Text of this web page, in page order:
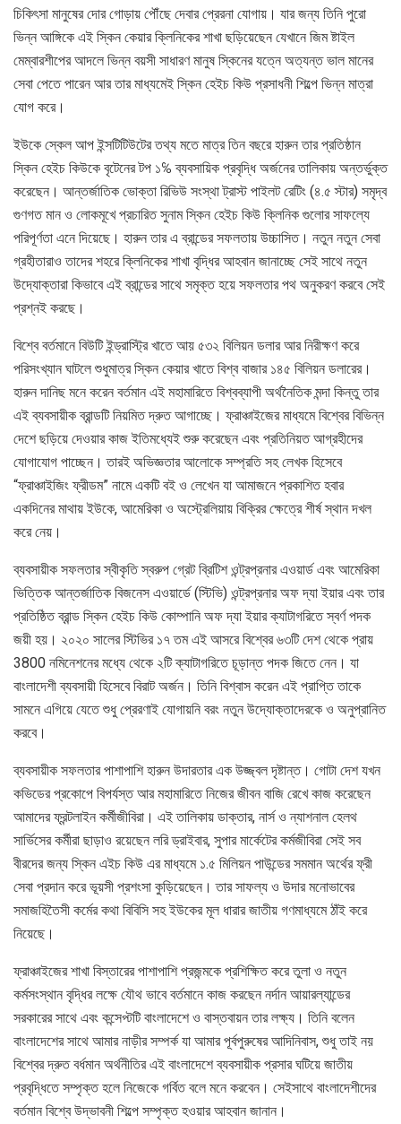
চিকিৎসা মানুষের দোর গোড়ায় পৌঁছে দেবার প্রেরনা যোগায়। যার জন্য তিনি পুরো
ভিন্ন আঙ্গিকে এই স্কিন কেয়ার ক্লিনিকের শাখা ছড়িয়েছেন যেখানে জিম ষ্টাইল
মেম্বারশীপের আদলে ভিন্ন বয়সী সাধারণ মানুষ স্কিনের যত্নে অত্যন্ত ভাল মানের
সেবা পেতে পারেন আর তার মাধ্যমেই স্কিন হেইচ কিউ প্রসাধনী শিল্পে ভিন্ন মাত্রা
যোগ করে।
ইউকে স্কেল আপ ইন্সটিটিউটের তথ্য মতে মাত্র তিন বছরে হারুন তার প্রতিষ্ঠান
স্কিন হেইচ কিউকে বৃটেনের টপ ১℅ ব্যবসায়িক প্রবৃদ্ধি অর্জনের তালিকায় অন্তর্ভুক্ত
করেছেন। আন্তর্জাতিক ভোক্তা রিভিউ সংস্থা ট্রাস্ট পাইলট রেটিং (৪.৫ স্টার) সমৃদ্ব
গুণগত মান ও লোকমূখে প্রচারিত সুনাম স্কিন হেইচ কিউ ক্লিনিক গুলোর সাফল্যে
পরিপূর্ণতা এনে দিয়েছে। হারুন তার এ ব্রান্ডের সফলতায় উচ্চাসিত। নতুন নতুন সেবা
গ্রহীতারাও তাদের শহরে ক্লিনিকের শাখা বৃদ্ধির আহবান জানাচ্ছে সেই সাথে নতুন
উদ্যোক্তারা কিভাবে এই ব্রান্ডের সাথে সমৃক্ত হয়ে সফলতার পথ অনুকরণ করবে সেই
প্রশ্নই করছে।
বিশ্বে বর্তমানে বিউটি ইন্ড্রাস্ট্রি খাতে আয় ৫৩২ বিলিয়ন ডলার আর নিরীক্ষণ করে
পরিসংখ্যান ঘাটলে শুধুমাত্র স্কিন কেয়ার খাতে বিশ্ব বাজার ১৪৫ বিলিয়ন ডলারের।
হারুন দানিছ মনে করেন বর্তমান এই মহামারিতে বিশ্বব্যাপী অর্থনৈতিক মন্দা কিন্তু তার
এই ব্যবসায়ীক ব্রান্ডটি নিয়মিত দ্রুত আগাচ্ছে। ফ্রাঞ্চাইজের মাধ্যমে বিশ্বের বিভিন্ন
দেশে ছড়িয়ে দেওয়ার কাজ ইতিমধ্যেই শুরু করেছেন এবং প্রতিনিয়ত আগ্রহীদের
যোগাযোগ পাচ্ছেন। তারই অভিজ্ঞতার আলোকে সম্প্রতি সহ লেখক হিসেবে
“ফ্রাঞ্চাইজিং ফ্রীডম” নামে একটি বই ও লেখেন যা আমাজনে প্রকাশিত হবার
একদিনের মাথায় ইউকে, আমেরিকা ও অস্ট্রেলিয়ায় বিক্রির ক্ষেত্রে শীর্ষ স্থান দখল
করে নেয়।
ব্যবসায়ীক সফলতার স্বীকৃতি স্বরুপ গ্রেট ব্রিটিশ ওন্ট্রপ্রনার এওয়ার্ড এবং আমেরিকা
ভিত্তিক আন্তর্জাতিক বিজনেস এওয়ার্ডে (স্টিভি) ওন্ট্রপ্রনার অফ দ্যা ইয়ার এবং তার
প্রতিষ্ঠিত ব্রান্ড স্কিন হেইচ কিউ কোম্পানি অফ দ্যা ইয়ার ক্যাটাগরিতে স্বর্ণ পদক
জয়ী হয়। ২০২০ সালের স্টিভির ১৭ তম এই আসরে বিশ্বের ৬৩টি দেশ থেকে প্রায়
3800 নমিনেশনের মধ্যে থেকে ২টি ক্যাটাগরিতে চূড়ান্ত পদক জিতে নেন। যা
বাংলাদেশী ব্যবসায়ী হিসেবে বিরাট অর্জন। তিনি বিশ্বাস করেন এই প্রাপ্তি তাকে
সামনে এগিয়ে যেতে শুধু প্রেরণাই যোগায়নি বরং নতুন উদ্যোক্তাদেরকে ও অনুপ্রানিত
করবে।
ব্যবসায়ীক সফলতার পাশাপাশি হারুন উদারতার এক উজ্জ্বল দৃষ্টান্ত। গোটা দেশ যখন
কভিডের প্রকোপে বিপর্যস্ত আর মহামারিতে নিজের জীবন বাজি রেখে কাজ করেছেন
আমাদের ফ্রন্টলাইন কর্মীজীবিরা। এই তালিকায় ডাক্তার, নার্স ও ন্যাশনাল হেলথ
সার্ভিসের কর্মীরা ছাড়াও রয়েছেন লরি ড্রাইবার, সুপার মার্কেটের কর্মজীবিরা সেই সব
বীরদের জন্য স্কিন এইচ কিউ এর মাধ্যমে ১.৫ মিলিয়ন পাউন্ডের সমমান অর্থের ফ্রী
সেবা প্রদান করে ভূয়সী প্রশংসা কুড়িয়েছেন। তার সাফল্য ও উদার মনোভাবের
সমাজহিতৈসী কর্মের কথা বিবিসি সহ ইউকের মূল ধারার জাতীয় গণমাধ্যমে ঠাঁই করে
নিয়েছে।
ফ্রাঞ্চাইজের শাখা বিস্তারের পাশাপাশি প্রজন্মকে প্রশিক্ষিত করে তুলা ও নতুন
কর্মসংস্থান বৃদ্ধির লক্ষে যৌথ ভাবে বর্তমানে কাজ করছেন নর্দান আয়ারল্যান্ডের
সরকারের সাথে এবং কন্সেপ্টটি বাংলাদেশে ও বাস্তবায়ন তার লক্ষ্য। তিনি বলেন
বাংলাদেশের সাথে আমার নাড়ীর সম্পর্ক যা আমার পূর্বপুরুষের আদিনিবাস, শুধু তাই নয়
বিশ্বের দ্রুত বর্ধমান অর্থনীতির এই বাংলাদেশে ব্যবসায়ীক প্রসার ঘটিয়ে জাতীয়
প্রবৃদ্ধিতে সম্পৃক্ত হলে নিজেকে গর্বিত বলে মনে করবেন। সেইসাথে বাংলাদেশীদের
বর্তমান বিশ্বে উদ্ভাবনী শিল্পে সম্পৃক্ত হওয়ার আহবান জানান।